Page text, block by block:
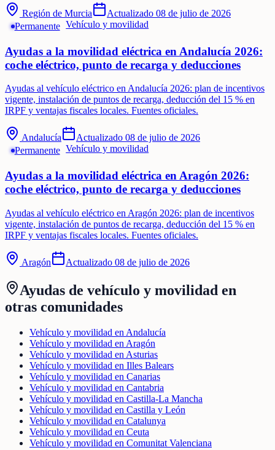
Región de Murcia Actualizado 08 de julio de 2026
Permanente Vehículo y movilidad
Ayudas a la movilidad eléctrica en Andalucía 2026:
coche eléctrico, punto de recarga y deducciones
Ayudas al vehículo eléctrico en Andalucía 2026: plan de incentivos
vigente, instalación de puntos de recarga, deducción del 15 % en
IRPF y ventajas fiscales locales. Fuentes oficiales.
Andalucía Actualizado 08 de julio de 2026
Permanente Vehículo y movilidad
Ayudas a la movilidad eléctrica en Aragón 2026:
coche eléctrico, punto de recarga y deducciones
Ayudas al vehículo eléctrico en Aragón 2026: plan de incentivos
vigente, instalación de puntos de recarga, deducción del 15 % en
IRPF y ventajas fiscales locales. Fuentes oficiales.
Aragón Actualizado 08 de julio de 2026
Ayudas de vehículo y movilidad en
otras comunidades
Vehículo y movilidad en Andalucía
Vehículo y movilidad en Aragón
Vehículo y movilidad en Asturias
Vehículo y movilidad en Illes Balears
Vehículo y movilidad en Canarias
Vehículo y movilidad en Cantabria
Vehículo y movilidad en Castilla-La Mancha
Vehículo y movilidad en Castilla y León
Vehículo y movilidad en Catalunya
Vehículo y movilidad en Ceuta
Vehículo y movilidad en Comunitat Valenciana